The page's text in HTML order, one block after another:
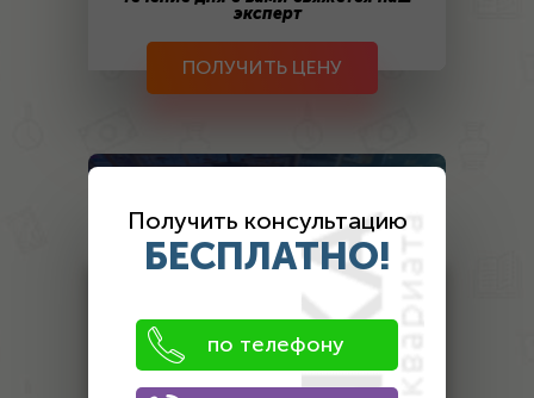
эксперт
ПОЛУЧИТЬ ЦЕНУ
антиквариата
Банкноты
Антиквариат
Получить консультацию
БЕСПЛАТНО!
по телефону